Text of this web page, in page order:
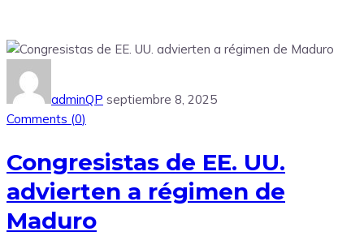
adminQP septiembre 8, 2025
Comments (0)
Congresistas de EE. UU.
advierten a régimen de
Maduro